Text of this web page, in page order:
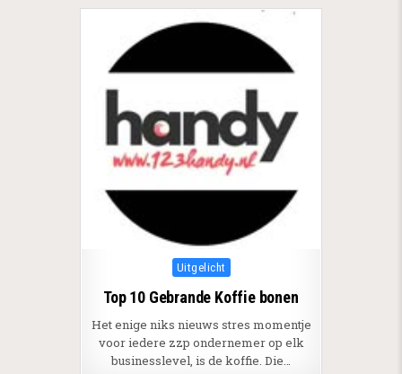
Posted in
Uitgelicht
Top 10 Gebrande Koffie bonen
Het enige niks nieuws stres momentje
voor iedere zzp ondernemer op elk
businesslevel, is de koffie. Die…